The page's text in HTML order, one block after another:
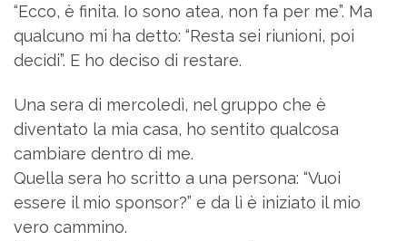
“Ecco, è finita. Io sono atea, non fa per me”. Ma
qualcuno mi ha detto: “Resta sei riunioni, poi
decidi”. E ho deciso di restare.
Una sera di mercoledì, nel gruppo che è
diventato la mia casa, ho sentito qualcosa
cambiare dentro di me.
Quella sera ho scritto a una persona: “Vuoi
essere il mio sponsor?” e da lì è iniziato il mio
vero cammino.